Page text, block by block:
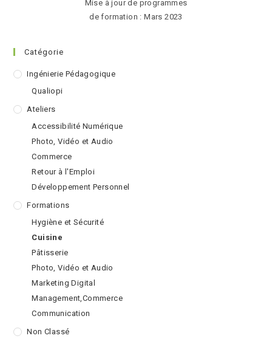
Mise à jour de programmes
de formation : Mars 2023
Catégorie
Ingénierie Pédagogique
Qualiopi
Ateliers
Accessibilité Numérique
Photo, Vidéo et Audio
Commerce
Retour à l'Emploi
Développement Personnel
Formations
Hygiène et Sécurité
Cuisine
Pâtisserie
Photo, Vidéo et Audio
Marketing Digital
Management,Commerce
Communication
Non Classé